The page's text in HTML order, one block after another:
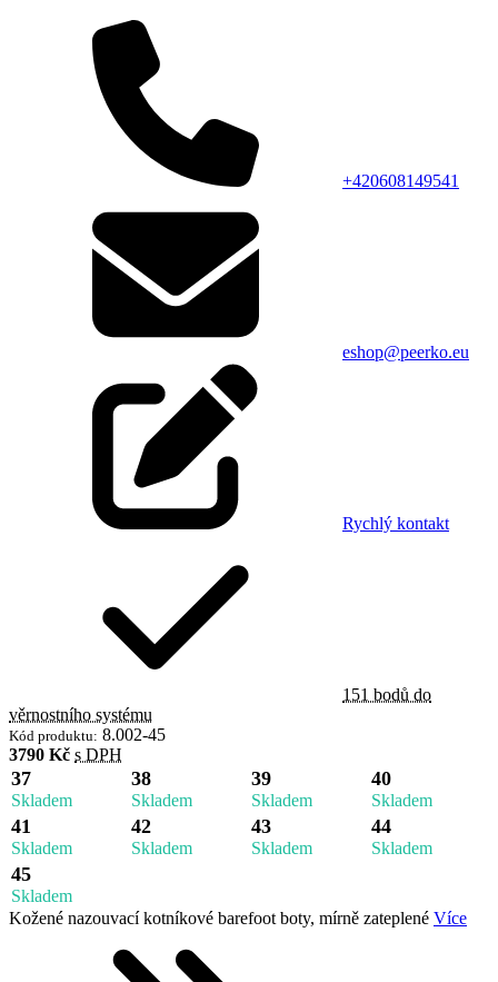
+420608149541
eshop@peerko.eu
Rychlý kontakt
151 bodů do
věrnostního systému
Kód produktu: 8.002-45
3790 Kč s DPH
37
Skladem
38
Skladem
39
Skladem
40
Skladem
41
Skladem
42
Skladem
43
Skladem
44
Skladem
45
Skladem
Kožené nazouvací kotníkové barefoot boty, mírně zateplené Více